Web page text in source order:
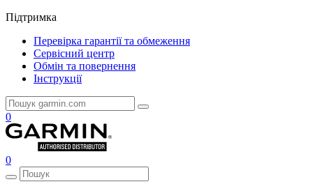
Підтримка
Перевірка гарантії та обмеження
Сервісний центр
Обмін та повернення
Інструкції
0
0